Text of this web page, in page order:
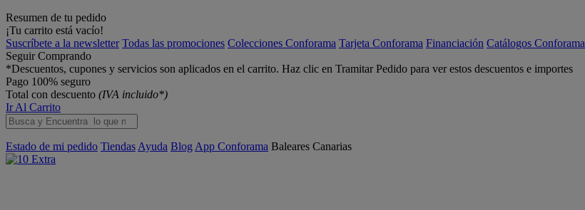
Resumen de tu pedido
¡Tu carrito está vacío!
Suscríbete a la newsletter Todas las promociones Colecciones Conforama Tarjeta Conforama Financiación Catálogos Conforama
Seguir Comprando
*Descuentos, cupones y servicios son aplicados en el carrito. Haz clic en Tramitar Pedido para ver estos descuentos e importes
Pago 100% seguro
Total con descuento (IVA incluido*)
Ir Al Carrito
Estado de mi pedido Tiendas Ayuda Blog App Conforama Baleares Canarias